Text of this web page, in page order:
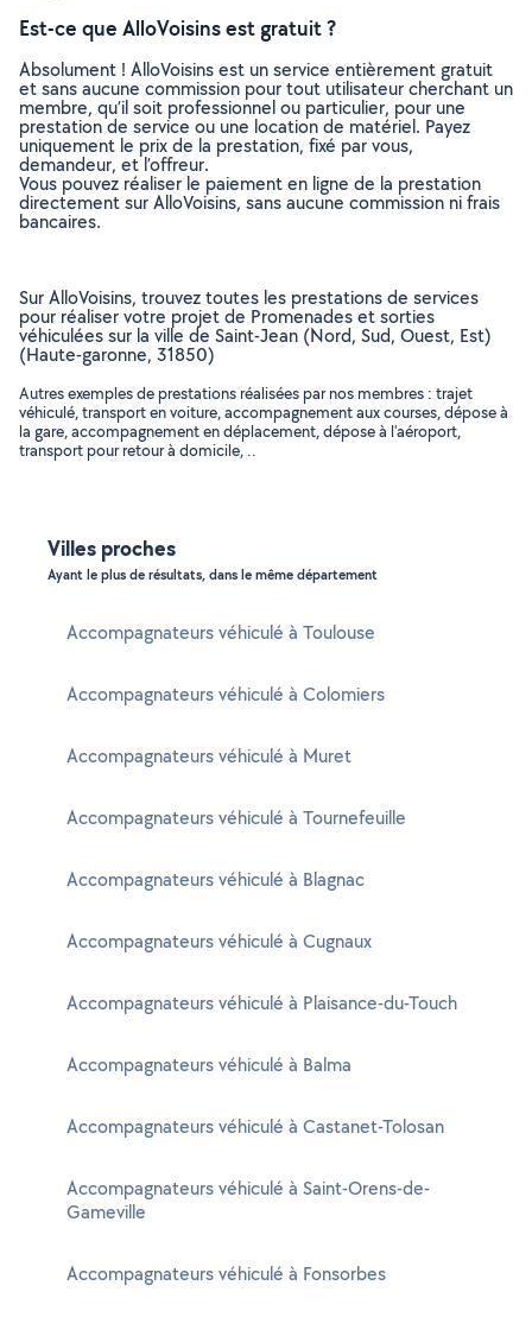
Est-ce que AlloVoisins est gratuit ?
Absolument ! AlloVoisins est un service entièrement gratuit
et sans aucune commission pour tout utilisateur cherchant un
membre, qu’il soit professionnel ou particulier, pour une
prestation de service ou une location de matériel. Payez
uniquement le prix de la prestation, fixé par vous,
demandeur, et l’offreur.
Vous pouvez réaliser le paiement en ligne de la prestation
directement sur AlloVoisins, sans aucune commission ni frais
bancaires.
Sur AlloVoisins, trouvez toutes les prestations de services
pour réaliser votre projet de Promenades et sorties
véhiculées sur la ville de Saint-Jean (Nord, Sud, Ouest, Est)
(Haute-garonne, 31850)
Autres exemples de prestations réalisées par nos membres : trajet
véhiculé, transport en voiture, accompagnement aux courses, dépose à
la gare, accompagnement en déplacement, dépose à l'aéroport,
transport pour retour à domicile, ..
Villes proches
Ayant le plus de résultats, dans le même département
Accompagnateurs véhiculé à Toulouse
Accompagnateurs véhiculé à Colomiers
Accompagnateurs véhiculé à Muret
Accompagnateurs véhiculé à Tournefeuille
Accompagnateurs véhiculé à Blagnac
Accompagnateurs véhiculé à Cugnaux
Accompagnateurs véhiculé à Plaisance-du-Touch
Accompagnateurs véhiculé à Balma
Accompagnateurs véhiculé à Castanet-Tolosan
Accompagnateurs véhiculé à Saint-Orens-de-
Gameville
Accompagnateurs véhiculé à Fonsorbes